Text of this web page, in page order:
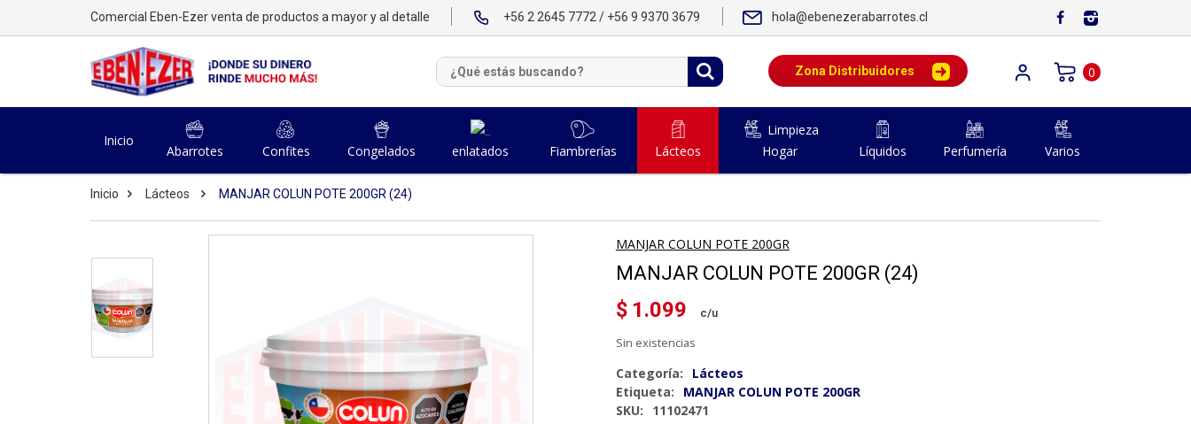
Comercial Eben-Ezer venta de productos a mayor y al detalle +56 2 2645 7772 / +56 9 9370 3679 hola@ebenezerabarrotes.cl
Zona Distribuidores 0
Inicio
Abarrotes Confites Congelados enlatados Fiambrerías Lácteos
Limpieza
Hogar
Líquidos Perfumería Varios
Inicio Lácteos MANJAR COLUN POTE 200GR (24)
MANJAR COLUN POTE 200GR
MANJAR COLUN POTE 200GR (24)
$ 1.099
Sin existencias
Categoría:
Lácteos
Etiqueta:
MANJAR COLUN POTE 200GR
SKU:
11102471